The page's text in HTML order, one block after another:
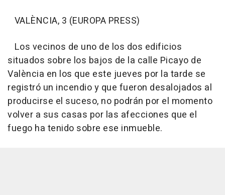
VALÈNCIA, 3 (EUROPA PRESS)
Los vecinos de uno de los dos edificios
situados sobre los bajos de la calle Picayo de
València en los que este jueves por la tarde se
registró un incendio y que fueron desalojados al
producirse el suceso, no podrán por el momento
volver a sus casas por las afecciones que el
fuego ha tenido sobre ese inmueble.